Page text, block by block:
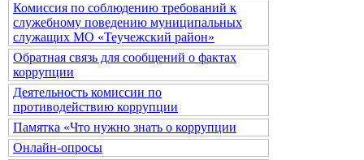
Комиссия по соблюдению требований к
служебному поведению муниципальных
служащих МО «Теучежский район»
Обратная связь для сообщений о фактах
коррупции
Деятельность комиссии по
противодействию коррупции
Памятка «Что нужно знать о коррупции
Онлайн-опросы